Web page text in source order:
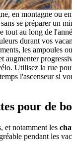
en montagne ou
se préparer un
tout au long de
durant vos
les ampoules
augmenter
Utilisez la rue
l'ascenseur si
pour de
et notamment les
pendant les